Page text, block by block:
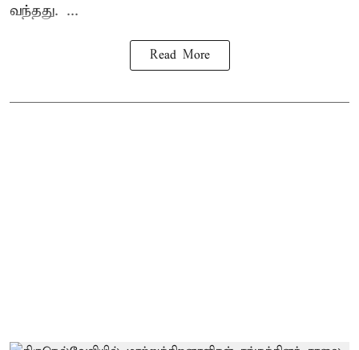
வந்தது. ...
Read More